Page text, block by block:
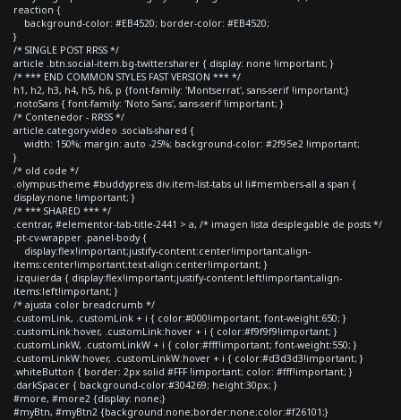
reaction {
background-color: #EB4520; border-color: #EB4520;
}
/* SINGLE POST RRSS */
article .btn.social-item.bg-twitter.sharer { display: none !important; }
/* *** END COMMON STYLES FAST VERSION *** */
h1, h2, h3, h4, h5, h6, p {font-family: 'Montserrat', sans-serif !important;}
.notoSans { font-family: 'Noto Sans', sans-serif !important; }
/* Contenedor - RRSS */
article.category-video .socials-shared {
width: 150%; margin: auto -25%; background-color: #2f95e2 !important;
}
/* old code */
.olympus-theme #buddypress div.item-list-tabs ul li#members-all a span {
display:none !important; }
/* *** SHARED *** */
.centrar, #elementor-tab-title-2441 > a, /* imagen lista desplegable de posts */
.pt-cv-wrapper .panel-body {
display:flex!important;justify-content:center!important;align-
items:center!important;text-align:center!important; }
.izquierda { display:flex!important;justify-content:left!important;align-
items:left!important; }
/* ajusta color breadcrumb */
.customLink, .customLink + i { color:#000!important; font-weight:650; }
.customLink:hover, .customLink:hover + i { color:#f9f9f9!important; }
.customLinkW, .customLinkW + i { color:#fff!important; font-weight:550; }
.customLinkW:hover, .customLinkW:hover + i { color:#d3d3d3!important; }
.whiteButton { border: 2px solid #FFF !important; color: #fff!important; }
.darkSpacer { background-color:#304269; height:30px; }
#more, #more2 {display: none;}
#myBtn, #myBtn2 {background:none;border:none;color:#f26101;}